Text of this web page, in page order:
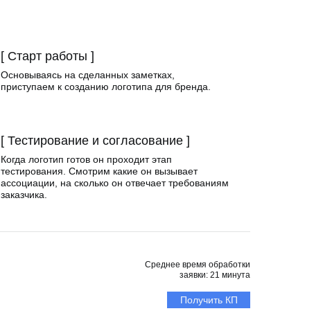
Основываясь на сделанных заметках,
приступаем к созданию логотипа для бренда.
[ Старт работы ]
Среднее время обработки
заявки: 21 минута
Когда логотип готов он проходит этап
тестирования. Смотрим какие он вызывает
ассоциации, на сколько он отвечает требованиям
заказчика.
[ Тестирование и согласование ]
Получить КП